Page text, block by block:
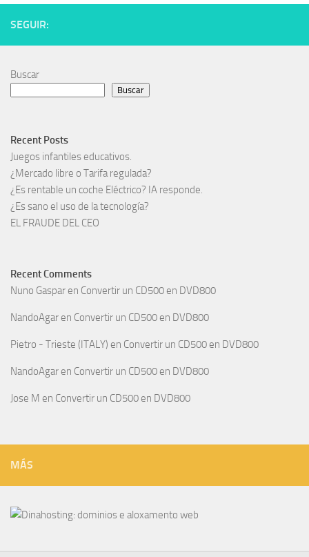
SEGUIR:
Buscar
Buscar
Recent Posts
Juegos infantiles educativos.
¿Mercado libre o Tarifa regulada?
¿Es rentable un coche Eléctrico? IA responde.
¿Es sano el uso de la tecnología?
EL FRAUDE DEL CEO
Recent Comments
Nuno Gaspar en Convertir un CD500 en DVD800
NandoAgar en Convertir un CD500 en DVD800
Pietro - Trieste (ITALY) en Convertir un CD500 en DVD800
NandoAgar en Convertir un CD500 en DVD800
Jose M en Convertir un CD500 en DVD800
MÁS